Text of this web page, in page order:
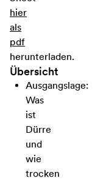
hier
als
pdf
herunterladen.
Übersicht
Ausgangslage:
Was
ist
Dürre
und
wie
trocken